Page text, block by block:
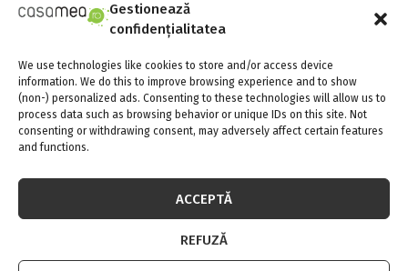
Gestionează
confidențialitatea
We use technologies like cookies to store and/or access device
information. We do this to improve browsing experience and to show
(non-) personalized ads. Consenting to these technologies will allow us to
process data such as browsing behavior or unique IDs on this site. Not
consenting or withdrawing consent, may adversely affect certain features
and functions.
ACCEPTĂ
REFUZĂ
VIDEO. Primul castigator al concursului Casa
Mea si Ideal Standard